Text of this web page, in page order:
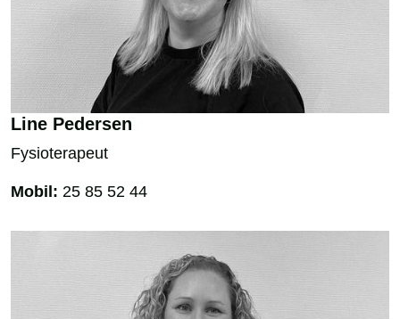
Line Pedersen
Fysioterapeut
Mobil: 25 85 52 44